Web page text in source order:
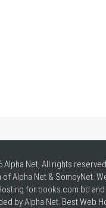
Alpha Net, All rights
Alpha Net & SomoyNet.
for books.com.bd
by Alpha Net. BestWeb